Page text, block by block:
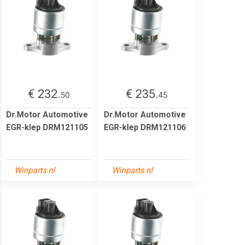
€ 232.50
Dr.Motor Automotive
EGR-klep DRM121105
Winparts.nl
€ 235.45
Dr.Motor Automotive
EGR-klep DRM121106
Winparts.nl